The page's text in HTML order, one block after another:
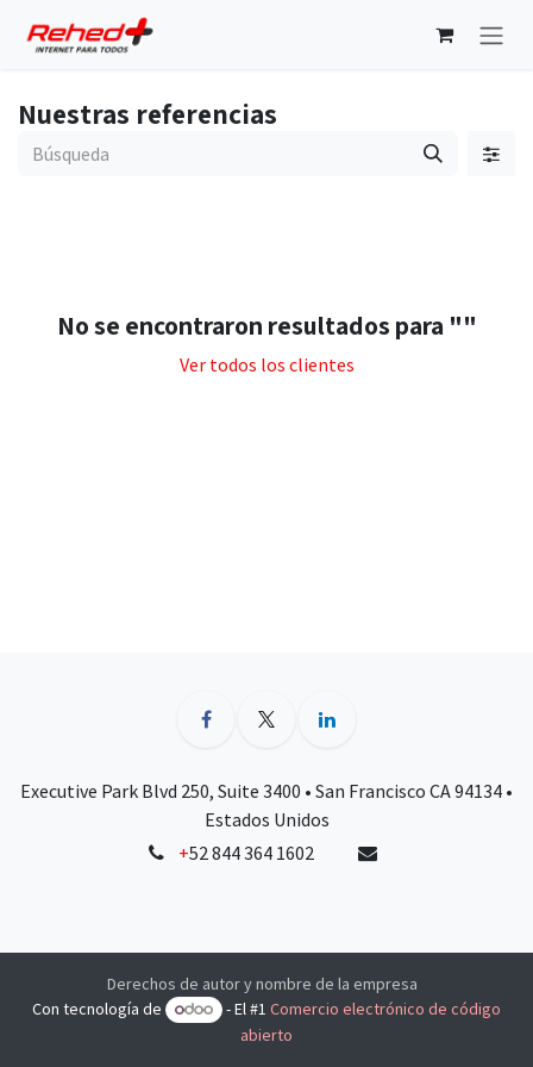
Nuestras referencias
No se encontraron resultados para ""
Ver todos los clientes
Executive Park Blvd 250, Suite 3400 • San Francisco CA 94134 •
Estados Unidos
+52 844 364 1602
Derechos de autor y nombre de la empresa
Con tecnología de
- El #1Comercio electrónico de código
abierto